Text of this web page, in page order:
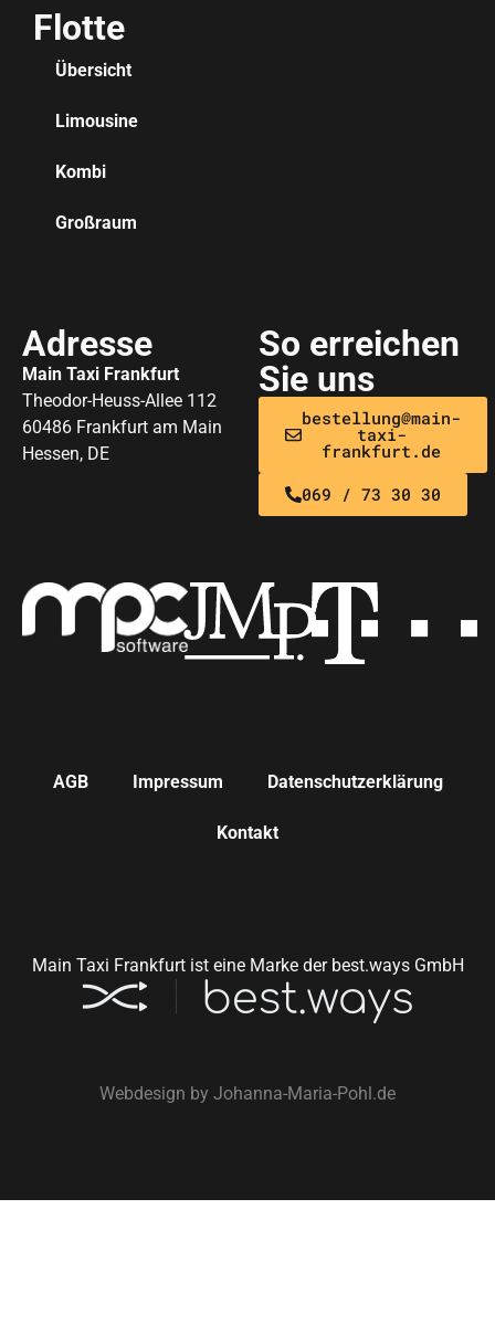
Flotte
Übersicht
Limousine
Kombi
Großraum
Adresse
Main Taxi Frankfurt
Theodor-Heuss-Allee 112
60486 Frankfurt am Main
Hessen, DE
So erreichen
Sie uns
bestellung@main-
taxi-
frankfurt.de
069 / 73 30 30
AGB Impressum Datenschutzerklärung
Kontakt
Main Taxi Frankfurt ist eine Marke der best.ways GmbH
Webdesign by Johanna-Maria-Pohl.de